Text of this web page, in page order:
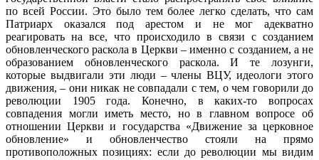
по всей России. Это было тем более легко сделать, что сам
Патриарх оказался под арестом и не мог адекватно
реагировать на все, что происходило в связи с созданием
обновленческого раскола в Церкви – именно с созданием, а не
образованием обновленческого раскола. И те лозунги,
которые выдвигали эти люди – члены ВЦУ, идеологи этого
движения, – они никак не совпадали с тем, о чем говорили до
революции 1905 года. Конечно, в каких-то вопросах
совпадения могли иметь место, но в главном вопросе об
отношении Церкви и государства «Движение за церковное
обновление» и обновленчество стояли на прямо
противоположных позициях: если до революции мы видим